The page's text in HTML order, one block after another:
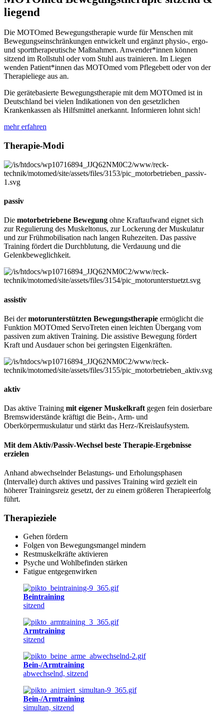
liegend
Die MOTOmed Bewegungstherapie wurde für Menschen mit
Bewegungseinschränkungen entwickelt und ergänzt physio-, ergo-
und sporttherapeutische Maßnahmen. Anwender*innen können
sitzend im Rollstuhl oder vom Stuhl aus trainieren. Im Liegen
wenden Patient*innen das MOTOmed vom Pflegebett oder von der
Therapieliege aus an.
Die gerätebasierte Bewegungstherapie mit dem MOTOmed ist in
Deutschland bei vielen Indikationen von den gesetzlichen
Krankenkassen als Hilfsmittel anerkannt. Informieren lohnt sich!
mehr erfahren
Therapie-Modi
passiv
Die motorbetriebene Bewegung ohne Kraftaufwand eignet sich
zur Regulierung des Muskeltonus, zur Lockerung der Muskulatur
und zur Frühmobilisation nach langen Ruhezeiten. Das passive
Training fördert die Durchblutung, die Verdauung und die
Gelenkbeweglichkeit.
assistiv
Bei dermotorunterstützten Bewegungstherapie ermöglicht die
Funktion MOTOmed ServoTreten einen leichten Übergang vom
passiven zum aktiven Training. Die assistive Bewegung fördert
Kraft und Ausdauer schon bei geringsten Eigenkräften.
aktiv
Das aktive Training mit eigener Muskelkraftgegen fein dosierbare
Bremswiderstände kräftigt die Bein-, Arm- und
Oberkörpermuskulatur und stärkt das Herz-/Kreislaufsystem.
Mit dem Aktiv/Passiv-Wechsel beste Therapie-Ergebnisse
erzielen
Anhand abwechselnder Belastungs- und Erholungsphasen
(Intervalle) durch aktives und passives Training wird gezielt ein
höherer Trainingsreiz gesetzt, der zu einem größeren Therapieerfolg
führt.
Therapieziele
Gehen fördern
Folgen von Bewegungsmangel mindern
Restmuskelkräfte aktivieren
Psyche und Wohlbefinden stärken
Fatigue entgegenwirken
Beintraining
sitzend
Armtraining
sitzend
Bein-/Armtraining
abwechselnd, sitzend
Bein-/Armtraining
simultan, sitzend